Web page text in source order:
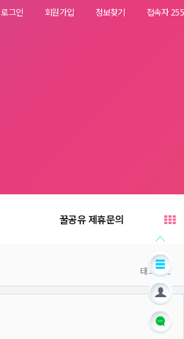
로그인 회원가입 정보찾기 접속자 255
꿀공유 제휴문의
태그박스